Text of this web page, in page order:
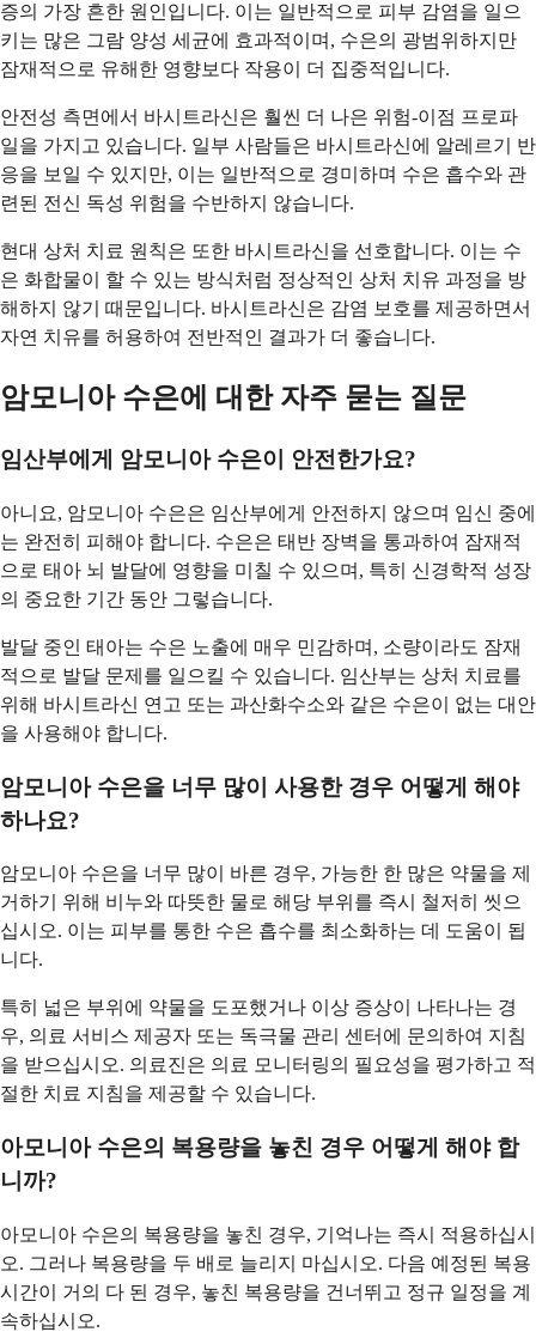
증의 가장 흔한 원인입니다. 이는 일반적으로 피부 감염을 일으
키는 많은 그람 양성 세균에 효과적이며, 수은의 광범위하지만
잠재적으로 유해한 영향보다 작용이 더 집중적입니다.
안전성 측면에서 바시트라신은 훨씬 더 나은 위험-이점 프로파
일을 가지고 있습니다. 일부 사람들은 바시트라신에 알레르기 반
응을 보일 수 있지만, 이는 일반적으로 경미하며 수은 흡수와 관
련된 전신 독성 위험을 수반하지 않습니다.
현대 상처 치료 원칙은 또한 바시트라신을 선호합니다. 이는 수
은 화합물이 할 수 있는 방식처럼 정상적인 상처 치유 과정을 방
해하지 않기 때문입니다. 바시트라신은 감염 보호를 제공하면서
자연 치유를 허용하여 전반적인 결과가 더 좋습니다.
암모니아 수은에 대한 자주 묻는 질문
임산부에게 암모니아 수은이 안전한가요?
아니요, 암모니아 수은은 임산부에게 안전하지 않으며 임신 중에
는 완전히 피해야 합니다. 수은은 태반 장벽을 통과하여 잠재적
으로 태아 뇌 발달에 영향을 미칠 수 있으며, 특히 신경학적 성장
의 중요한 기간 동안 그렇습니다.
발달 중인 태아는 수은 노출에 매우 민감하며, 소량이라도 잠재
적으로 발달 문제를 일으킬 수 있습니다. 임산부는 상처 치료를
위해 바시트라신 연고 또는 과산화수소와 같은 수은이 없는 대안
을 사용해야 합니다.
암모니아 수은을 너무 많이 사용한 경우 어떻게 해야
하나요?
암모니아 수은을 너무 많이 바른 경우, 가능한 한 많은 약물을 제
거하기 위해 비누와 따뜻한 물로 해당 부위를 즉시 철저히 씻으
십시오. 이는 피부를 통한 수은 흡수를 최소화하는 데 도움이 됩
니다.
특히 넓은 부위에 약물을 도포했거나 이상 증상이 나타나는 경
우, 의료 서비스 제공자 또는 독극물 관리 센터에 문의하여 지침
을 받으십시오. 의료진은 의료 모니터링의 필요성을 평가하고 적
절한 치료 지침을 제공할 수 있습니다.
아모니아 수은의 복용량을 놓친 경우 어떻게 해야 합
니까?
아모니아 수은의 복용량을 놓친 경우, 기억나는 즉시 적용하십시
오. 그러나 복용량을 두 배로 늘리지 마십시오. 다음 예정된 복용
시간이 거의 다 된 경우, 놓친 복용량을 건너뛰고 정규 일정을 계
속하십시오.